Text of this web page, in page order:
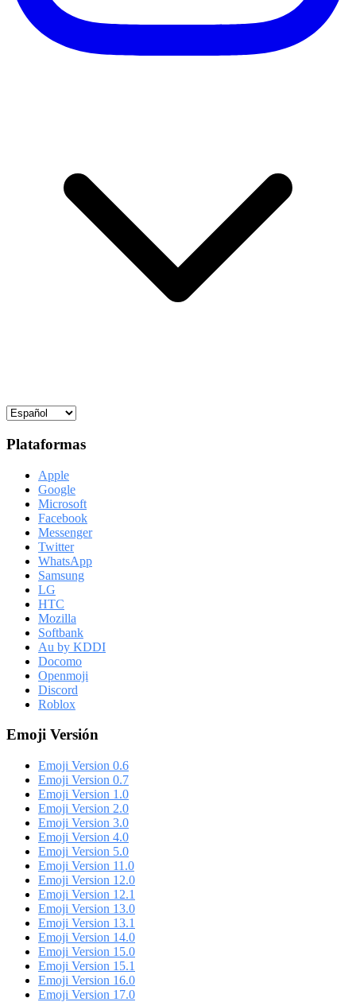
Plataformas
Apple
Google
Microsoft
Facebook
Messenger
Twitter
WhatsApp
Samsung
LG
HTC
Mozilla
Softbank
Au by KDDI
Docomo
Openmoji
Discord
Roblox
Emoji Versión
Emoji Version 0.6
Emoji Version 0.7
Emoji Version 1.0
Emoji Version 2.0
Emoji Version 3.0
Emoji Version 4.0
Emoji Version 5.0
Emoji Version 11.0
Emoji Version 12.0
Emoji Version 12.1
Emoji Version 13.0
Emoji Version 13.1
Emoji Version 14.0
Emoji Version 15.0
Emoji Version 15.1
Emoji Version 16.0
Emoji Version 17.0